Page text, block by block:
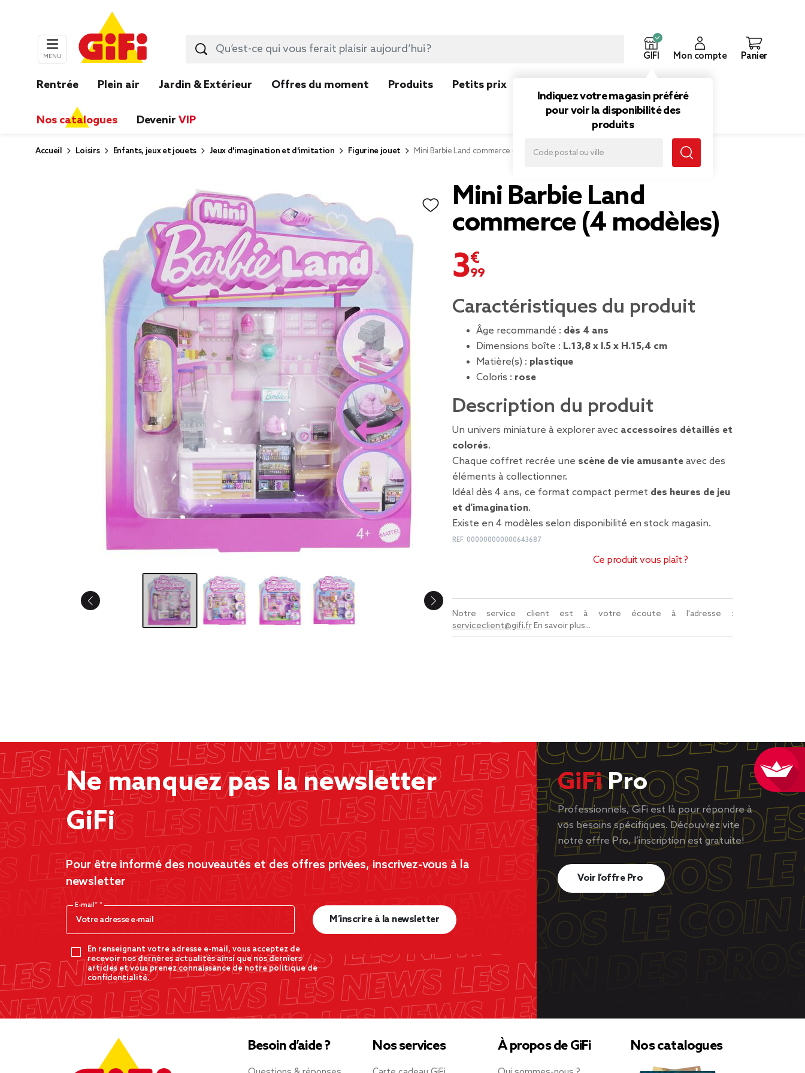
MENU GIFI
Indiquez votre magasin préféré
pour voir la disponibilité des
produits
Mon compte Panier
Rentrée Plein air Jardin & Extérieur Offres du moment Produits Petits prix
Nos catalogues Devenir VIP
Accueil Loisirs Enfants, jeux et jouets Jeux d'imagination et d'imitation Figurine jouet Mini Barbie Land commerce (4 modèles)
Mini Barbie Land
commerce (4 modèles)
3,99 €
Caractéristiques du produit
Âge recommandé : dès 4 ans
Dimensions boîte : L.13,8 x l.5 x H.15,4 cm
Matière(s) : plastique
Coloris : rose
Description du produit
Un univers miniature à explorer avec accessoires détaillés et
colorés.
Chaque coffret recrée une scène de vie amusante avec des
éléments à collectionner.
Idéal dès 4 ans, ce format compact permet des heures de jeu
et d'imagination.
Existe en 4 modèles selon disponibilité en stock magasin.
REF. 000000000000643687
Ce produit vous plaît ?
Notre service client est à votre écoute à l'adresse :
serviceclient@gifi.frEn savoir plus...
Ne manquez pas la newsletter
GiFi
Pour être informé des nouveautés et des offres privées, inscrivez-vous à la
newsletter
E-mail*
En renseignant votre adresse e-mail, vous acceptez de
recevoir nos dernères actualités ainsi que nos derniers
articles et vous prenez connaissance de notre politique de
confidentialité.
M’inscrire à la newsletter
GiFiPro
Professionnels, GiFi est là pour répondre à
vos besoins spécifiques. Découvrez vite
notre offre Pro, l’inscription est gratuite!
Voir l’offre Pro
Besoin d’aide ? Nos services À propos de GiFi Nos catalogues